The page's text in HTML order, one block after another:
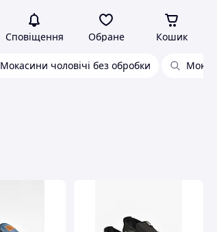
Сповіщення Обране Кошик
Мокасини чоловічі без обробки